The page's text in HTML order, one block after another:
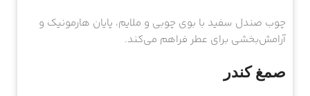
چوب صندل سفید با بوی چوبی و ملایم، پایان هارمونیک و
آرامش‌بخشی برای عطر فراهم می‌کند.
صمغ کندر